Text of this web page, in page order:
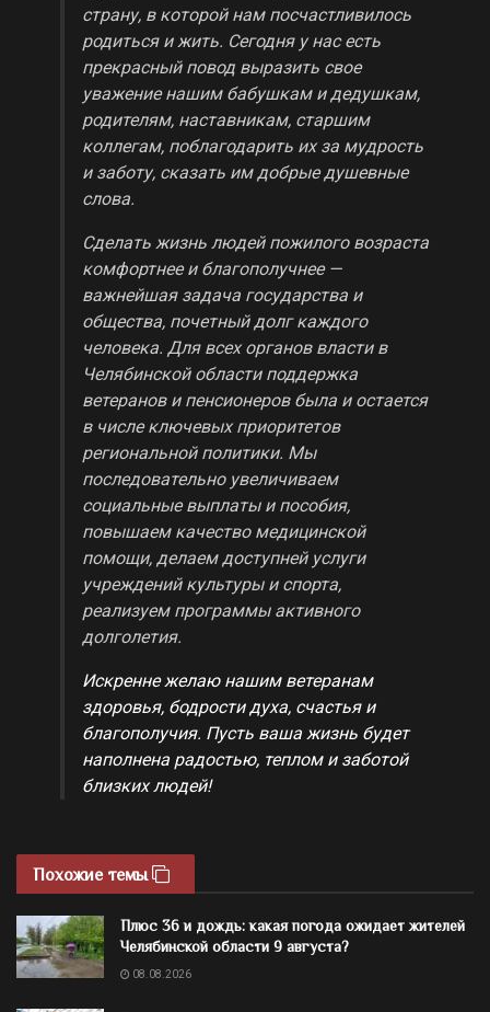
страну, в которой нам посчастливилось
родиться и жить. Сегодня у нас есть
прекрасный повод выразить свое
уважение нашим бабушкам и дедушкам,
родителям, наставникам, старшим
коллегам, поблагодарить их за мудрость
и заботу, сказать им добрые душевные
слова.
Сделать жизнь людей пожилого возраста
комфортнее и благополучнее —
важнейшая задача государства и
общества, почетный долг каждого
человека. Для всех органов власти в
Челябинской области поддержка
ветеранов и пенсионеров была и остается
в числе ключевых приоритетов
региональной политики. Мы
последовательно увеличиваем
социальные выплаты и пособия,
повышаем качество медицинской
помощи, делаем доступней услуги
учреждений культуры и спорта,
реализуем программы активного
долголетия.
Искренне желаю нашим ветеранам
здоровья, бодрости духа, счастья и
благополучия. Пусть ваша жизнь будет
наполнена радостью, теплом и заботой
близких людей!
Похожие темы
Плюс 36 и дождь: какая погода ожидает жителей
Челябинской области 9 августа?
08.08.2026